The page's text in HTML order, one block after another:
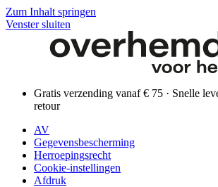
Zum Inhalt springen
Venster sluiten
Gratis verzending vanaf € 75 · Snelle
retour
AV
Gegevensbescherming
Herroepingsrecht
Cookie-instellingen
Afdruk